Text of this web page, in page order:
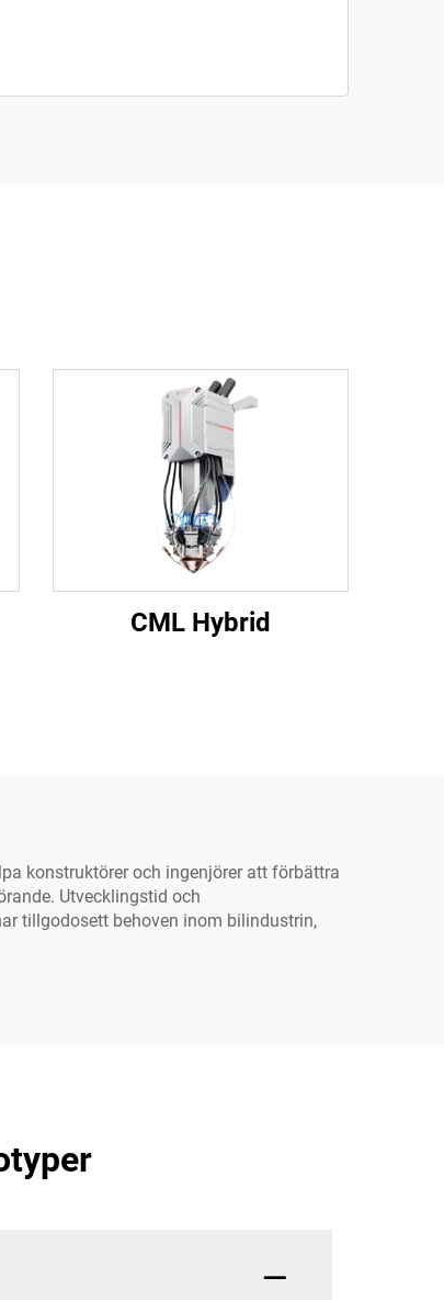
CML Hybrid
konstruktörer och ingenjörer att förbättra
Utvecklingstid och
tillgodosett behoven inom bilindustrin,